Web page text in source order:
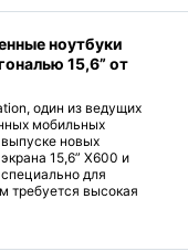
ноутбуки
15,6” от
один из ведущих
мобильных
новых
15,6” X600 и
для
требуется высокая
сложных критически